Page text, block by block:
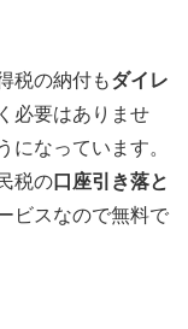
税の納付もダイレ
必要はありませ
になっています。
税の口座引き落と
ビスなので無料で